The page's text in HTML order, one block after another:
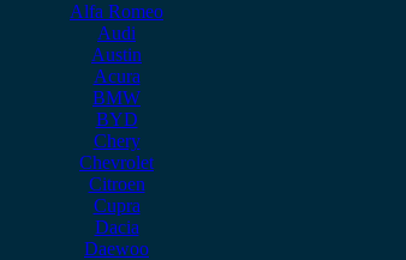
Alfa Romeo
Audi
Austin
Acura
BMW
BYD
Chery
Chevrolet
Citroen
Cupra
Dacia
Daewoo